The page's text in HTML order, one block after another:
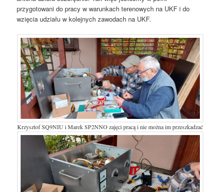
przygotowani do pracy w warunkach terenowych na UKF i do
wzięcia udziału w kolejnych zawodach na UKF.
Krzysztof SQ9NIU i Marek SP2NNO zajęci pracą i nie można im przeszkadzać